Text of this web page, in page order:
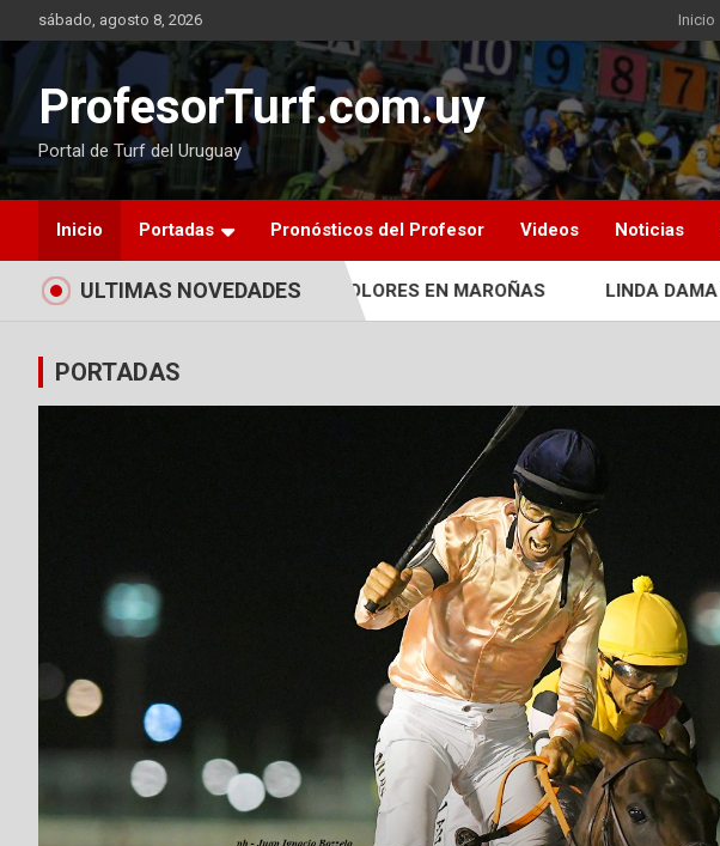
to
content
sábado, agosto 8, 2026 Inicio
ProfesorTurf.com.uy
Portal de Turf del Uruguay
Inicio Portadas Pronósticos del Profesor Videos Noticias
ULTIMAS NOVEDADES
A PONERSE LA DE COLORES EN MAROÑAS LINDA DAMA Y SOCRATES
PORTADAS